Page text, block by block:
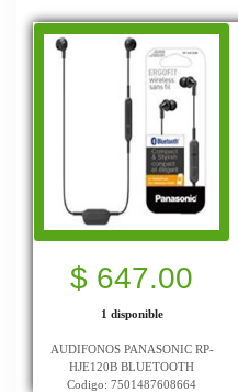
$ 647.00
1 disponible
AUDIFONOS PANASONIC RP-
HJE120B BLUETOOTH
Codigo: 7501487608664